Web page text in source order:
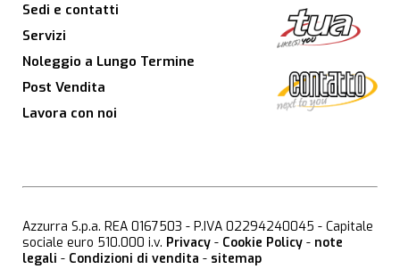
Sedi e contatti
Servizi
Noleggio a Lungo Termine
Post Vendita
Lavora con noi
Azzurra S.p.a. REA 0167503 - P.IVA 02294240045 - Capitale
sociale euro 510.000 i.v. Privacy - Cookie Policy - note
legali - Condizioni di vendita - sitemap